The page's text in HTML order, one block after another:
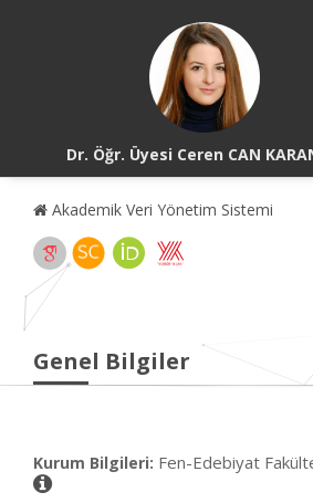
Dr. Öğr. Üyesi Ceren CAN
Akademik Veri Yönetim Sistemi
Genel Bilgiler
Kurum Bilgileri: Fen-Edebiyat